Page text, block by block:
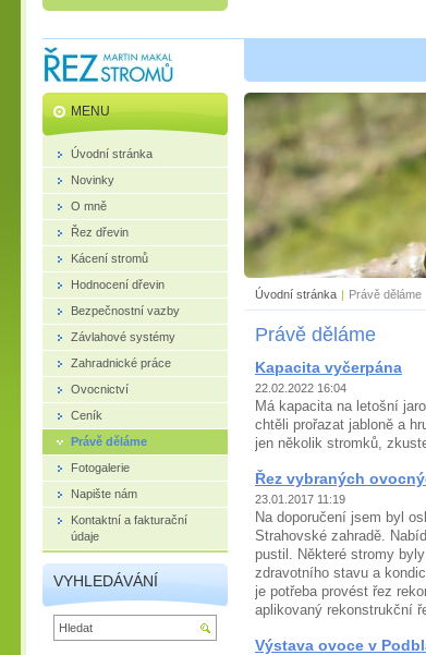
Úvodní stránka | Právě děláme
Právě děláme
Kapacita vyčerpána
22.02.2022 16:04
Má kapacita na letošní
chtěli prořazat jabloně a
jen několik stromků,
Řez vybraných
23.01.2017 11:19
Na doporučení jsem byl
Strahovské zahradě.
pustil. Některé stromy
zdravotního stavu a
je potřeba provést řez
aplikovaný rekonstrukční
Výstava ovoce v
MENU
Úvodní stránka
Novinky
O mně
Řez dřevin
Kácení stromů
Hodnocení dřevin
Bezpečnostní vazby
Závlahové systémy
Zahradnické práce
Ovocnictví
Ceník
Právě děláme
Fotogalerie
Napište nám
Kontaktní a fakturační
údaje
VYHLEDÁVÁNÍ